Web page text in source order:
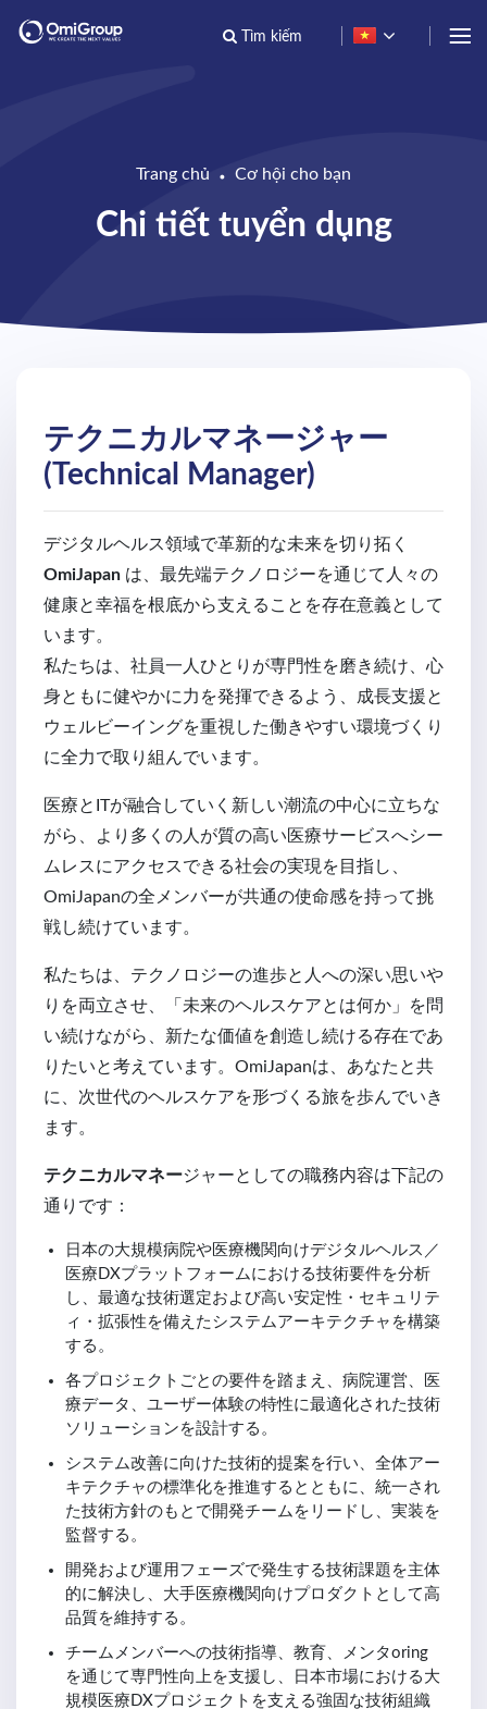
CƠ HỘI CHO BẠN
Trang chủ ● Cơ hội cho bạn
Chi tiết tuyển dụng
テクニカルマネージャー
(Technical Manager)
デジタルヘルス領域で革新的な未来を切り拓く
OmiJapan は、最先端テクノロジーを通じて人々の
健康と幸福を根底から支えることを存在意義として
います。
私たちは、社員一人ひとりが専門性を磨き続け、心
身ともに健やかに力を発揮できるよう、成長支援と
ウェルビーイングを重視した働きやすい環境づくり
に全力で取り組んでいます。
医療とITが融合していく新しい潮流の中心に立ちな
がら、より多くの人が質の高い医療サービスへシー
ムレスにアクセスできる社会の実現を目指し、
OmiJapanの全メンバーが共通の使命感を持って挑
戦し続けています。
私たちは、テクノロジーの進歩と人への深い思いや
りを両立させ、「未来のヘルスケアとは何か」を問
い続けながら、新たな価値を創造し続ける存在であ
りたいと考えています。OmiJapanは、あなたと共
に、次世代のヘルスケアを形づくる旅を歩んでいき
ます。
テクニカルマネージャーとしての職務内容は下記の
通りです：
日本の大規模病院や医療機関向けデジタルヘルス／
医療DXプラットフォームにおける技術要件を分析
し、最適な技術選定および高い安定性・セキュリテ
ィ・拡張性を備えたシステムアーキテクチャを構築
する。
各プロジェクトごとの要件を踏まえ、病院運営、医
療データ、ユーザー体験の特性に最適化された技術
ソリューションを設計する。
システム改善に向けた技術的提案を行い、全体アー
キテクチャの標準化を推進するとともに、統一され
た技術方針のもとで開発チームをリードし、実装を
監督する。
開発および運用フェーズで発生する技術課題を主体
的に解決し、大手医療機関向けプロダクトとして高
品質を維持する。
チームメンバーへの技術指導、教育、メンタoring
を通じて専門性向上を支援し、日本市場における大
規模医療DXプロジェクトを支える強固な技術組織